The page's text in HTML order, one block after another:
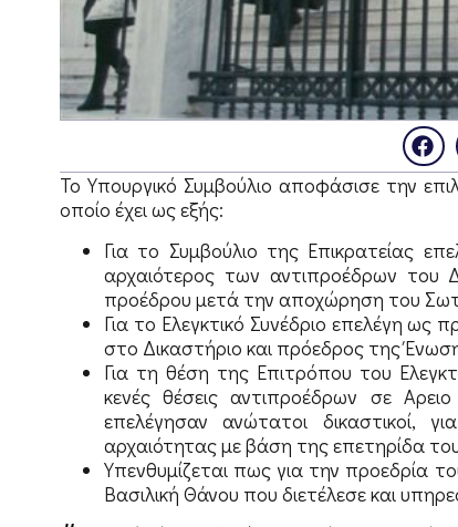
Το Yπουργικό Συμβούλιο αποφάσισε την
οποίο έχει ως εξής:
Για το Συμβούλιο της Επικρατείας
αρχαιότερος των αντιπροέδρων του
προέδρου μετά την αποχώρηση του
Για το Ελεγκτικό Συνέδριο επελέγη
στο Δικαστήριο και πρόεδρος της
Για τη θέση της Επιτρόπου του
κενές θέσεις αντιπροέδρων σε
επελέγησαν ανώτατοι δικαστικοί,
αρχαιότητας με βάση της επετηρίδα
Υπενθυμίζεται πως για την προεδρία
Βασιλική Θάνου που διετέλεσε και